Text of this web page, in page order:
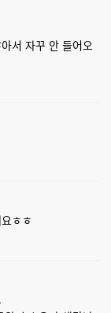
서 자꾸 안 들어오
ㅎㅎ